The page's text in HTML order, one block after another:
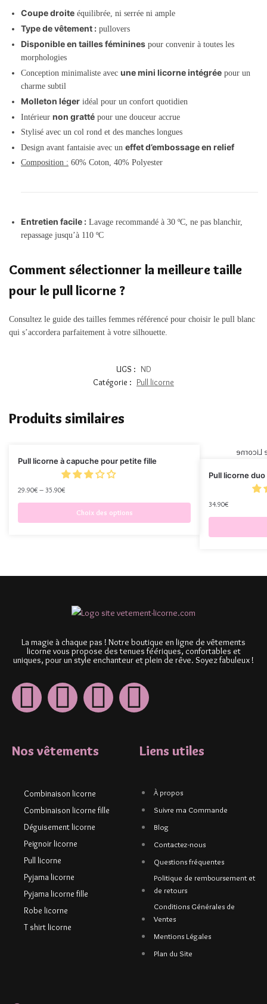
Coupe droite équilibrée, ni serrée ni ample
Type de vêtement : pullovers
Disponible en tailles féminines pour convenir à toutes les
morphologies
Conception minimaliste avec une mini licorne intégrée pour un
charme subtil
Molleton léger idéal pour un confort quotidien
Intérieur non gratté pour une douceur accrue
Stylisé avec un col rond et des manches longues
Design avant fantaisie avec un effet d’embossage en relief
Composition : 60% Coton, 40% Polyester
Entretien facile : Lavage recommandé à 30 ºC, ne pas blanchir,
repassage jusqu’à 110 ºC
Comment sélectionner la meilleure taille
pour le pull licorne ?
Consultez le guide des tailles femmes référencé pour choisir le pull blanc
qui s’accordera parfaitement à votre silhouette.
UGS : ND
Catégorie : Pull licorne
Produits similaires
Pull licorne à capuche pour petite fille
29.90€ – 35.90€
Choix des options
Pull licorne
34.90€
La magie à chaque pas ! Notre boutique en ligne de vêtements
licorne vous propose des tenues féériques, confortables et
uniques, pour un style enchanteur et plein de rêve. Soyez fabuleux !
Nos vêtements
Combinaison licorne
Combinaison licorne fille
Déguisement licorne
Peignoir licorne
Pull licorne
Pyjama licorne
Pyjama licorne fille
Robe licorne
T shirt licorne
Liens utiles
À propos
Suivre ma Commande
Blog
Contactez-nous
Questions fréquentes
Politique de remboursement et
de retours
Conditions Générales de
Ventes
Mentions Légales
Plan du Site